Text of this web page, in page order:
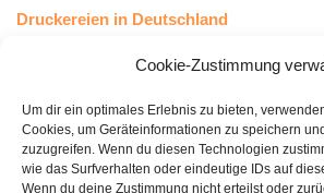
Cookie-Zustimmung
Um dir ein optimales Erlebnis zu bieten,
Cookies, um Geräteinformationen zu speichern
zuzugreifen. Wenn du diesen Technologien
wie das Surfverhalten oder eindeutige IDs auf
Wenn du deine Zustimmung nicht erteilst oder
Druckereien in Deutschland
Druckereien in Österreich
Kundenstimmen